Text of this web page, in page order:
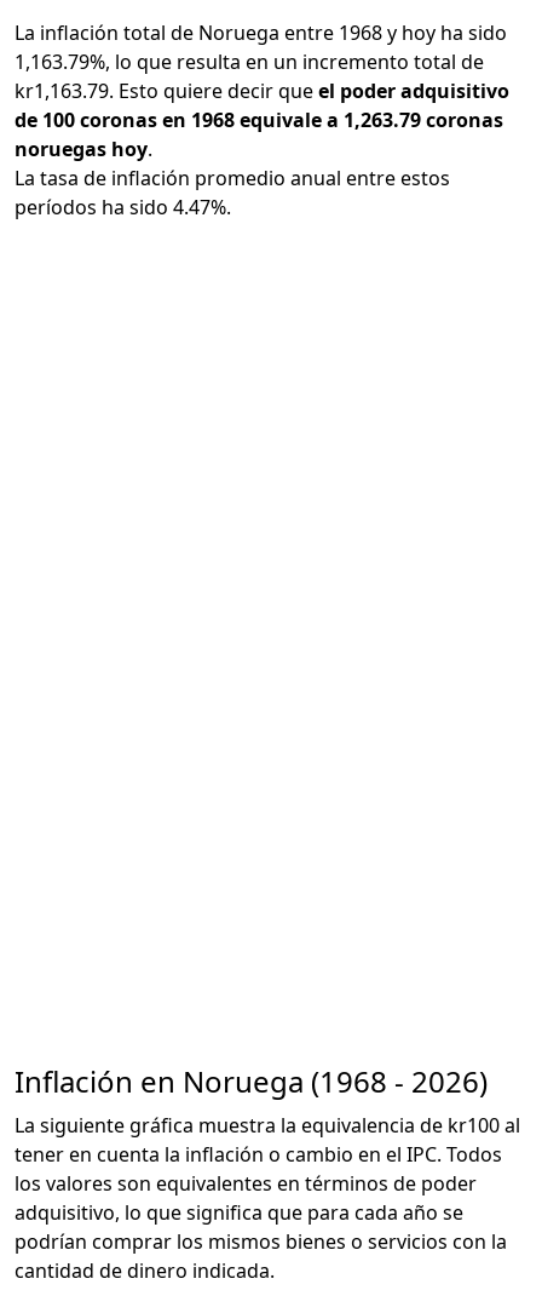
La inflación total de Noruega entre 1968 y hoy ha sido
1,163.79%, lo que resulta en un incremento total de
kr1,163.79. Esto quiere decir queel poder adquisitivo
de 100 coronas en 1968 equivale a 1,263.79 coronas
noruegas hoy.
La tasa de inflación promedio anual entre estos
períodos ha sido 4.47%.
Inflación en Noruega (1968 - 2026)
La siguiente gráfica muestra la equivalencia de kr100 al
tener en cuenta la inflación o cambio en el IPC. Todos
los valores son equivalentes en términos de poder
adquisitivo, lo que significa que para cada año se
podrían comprar los mismos bienes o servicios con la
cantidad de dinero indicada.